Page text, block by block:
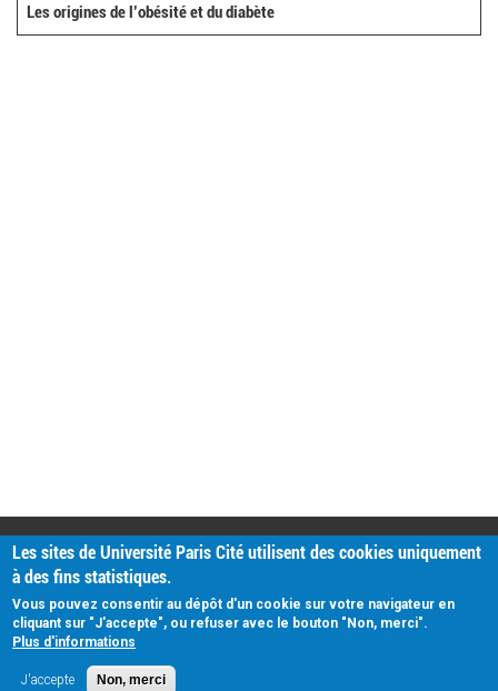
Les origines de l’obésité et du diabète
PRATIQUE
Plan d'accès
Intranet
Mentions légales
Données personnelles
Les sites de Université Paris Cité utilisent des cookies uniquement
à des fins statistiques.
Vous pouvez consentir au dépôt d'un cookie sur votre navigateur en
cliquant sur "J'accepte", ou refuser avec le bouton "Non, merci".
Plus d'informations
J'accepte Non, merci